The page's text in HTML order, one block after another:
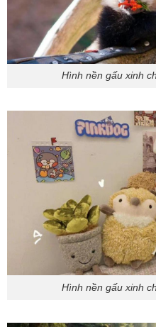
Hình nền gấu xinh
Hình nền gấu xinh